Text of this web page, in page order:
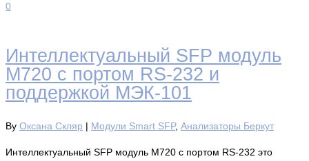
0
Интеллектуальный SFP модуль
M720 с портом RS-232 и
поддержкой МЭК-101
By Оксана Скляр | Модули Smart SFP, Анализаторы Беркут
Интеллектуальный SFP модуль M720 с портом RS-232 это